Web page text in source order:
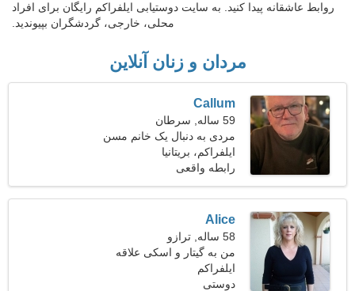
روابط عاشقانه پیدا کنید. به سایت دوستیابی ایلفراکم رایگان برای افراد
محلی، خارجی، گردشگران بپیوندید.
مردان و زنان آنلاین
Callum
59 ساله, سرطان
مردی به دنبال یک خانم مسن
49-56
ایلفراکم، بریتانیا
رابطه واقعی
Alice
58 ساله, ترازو
من به گیتار و اسکی علاقه
دارم
ایلفراکم
دوستی